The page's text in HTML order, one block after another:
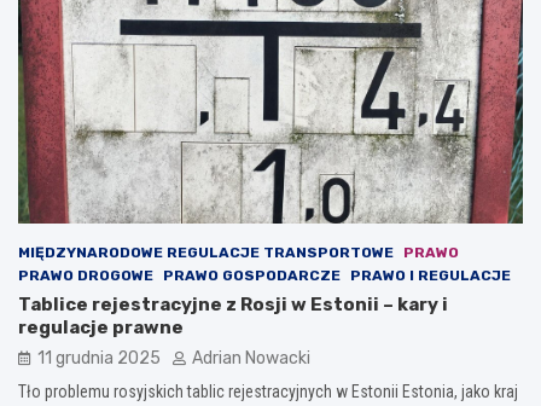
MIĘDZYNARODOWE REGULACJE TRANSPORTOWE
PRAWO
PRAWO DROGOWE
PRAWO GOSPODARCZE PRAWO I REGULACJE
Tablice rejestracyjne z Rosji w Estonii – kary i
regulacje prawne
11 grudnia 2025 Adrian Nowacki
Tło problemu rosyjskich tablic rejestracyjnych w Estonii Estonia, jako kraj